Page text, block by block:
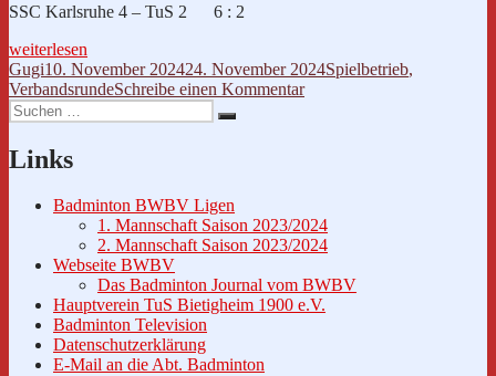
SSC Karlsruhe 4 – TuS 2 6 : 2
„3.
Spieltag
Hinrunde
2024/25“
weiterlesen
Autor
GugiVeröffentlicht
am
10. November 202424. November 2024Kategorien
Spielbetrieb,
VerbandsrundeSchreibe einen Kommentarzu
Suche
nach:
Suchen
Links
Badminton BWBV Ligen
1. Mannschaft Saison 2023/2024
2. Mannschaft Saison 2023/2024
Webseite BWBV
Das Badminton Journal vom BWBV
Hauptverein TuS Bietigheim 1900 e.V.
Badminton Television
Datenschutzerklärung
E-Mail an die Abt. Badminton